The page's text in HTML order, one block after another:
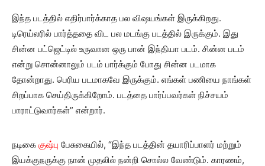
இந்த படத்தில் எதிர்பார்க்காத பல விஷயங்கள் இருக்கிறது.
டிரெய்லரில் பார்த்ததை விட பல மடங்கு படத்தில் இருக்கும். இது
சின்ன பட்ஜெட்டில் உருவான ஒரு பான் இந்தியா படம். சின்ன படம்
என்று சொன்னாலும் படம் பார்க்கும் போது சின்ன படமாக
தோன்றாது. பெரிய படமாகவே இருக்கும். எங்கள் பணியை நாங்கள்
சிறப்பாக செய்திருக்கிறோம். படத்தை பார்ப்பவர்கள் நிச்சயம்
பாராட்டுவார்கள்” என்றார்.
நடிகை குஷ்பு பேசுகையில், “இந்த படத்தின் தயாரிப்பாளர் மற்றும்
இயக்குநருக்கு நான் முதலில் நன்றி சொல்ல வேண்டும். காரணம்,